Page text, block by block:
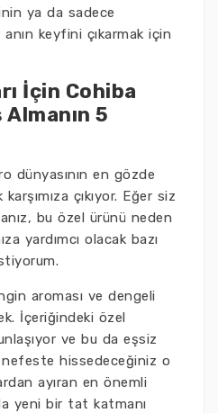
ya da sadece
keyfini çıkarmak için
İçin Cohiba
5
dünyasının en gözde
çıkıyor. Eğer siz
bu özel ürünü neden
yardımcı olacak bazı
aroması ve dengeli
İçeriğindeki özel
ve bu da eşsiz
hissedeceğiniz o
ayıran en önemli
yeni bir tat katmanı